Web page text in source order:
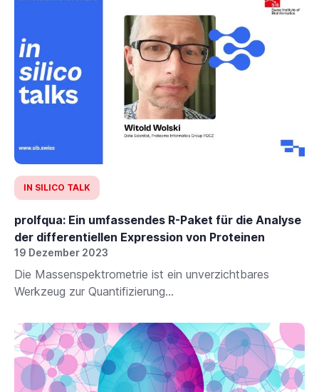
IN SILICO TALK
prolfqua: Ein umfassendes R-Paket für die Analyse
der differentiellen Expression von Proteinen
19 Dezember 2023
Die Massenspektrometrie ist ein unverzichtbares
Werkzeug zur Quantifizierung...